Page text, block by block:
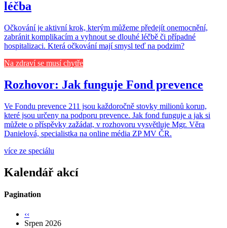
léčba
Očkování je aktivní krok, kterým můžeme předejít onemocnění,
zabránit komplikacím a vyhnout se dlouhé léčbě či případné
hospitalizaci. Která očkování mají smysl teď na podzim?
Na zdraví se musí chytře
Rozhovor: Jak funguje Fond prevence
Ve Fondu prevence 211 jsou každoročně stovky milionů korun,
které jsou určeny na podporu prevence. Jak fond funguje a jak si
můžete o příspěvky zažádat, v rozhovoru vysvětluje Mgr. Věra
Danielová, specialistka na online média ZP MV ČR.
více ze speciálu
Kalendář akcí
Pagination
‹‹
Srpen 2026